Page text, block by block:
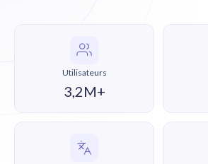
Utilisateurs
3,2M+